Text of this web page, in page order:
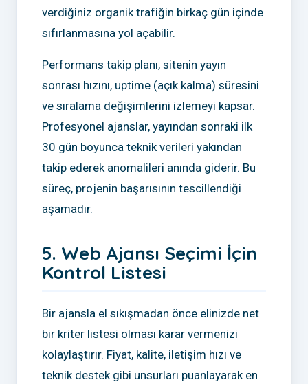
verdiğiniz organik trafiğin birkaç gün içinde
sıfırlanmasına yol açabilir.
Performans takip planı, sitenin yayın
sonrası hızını, uptime (açık kalma) süresini
ve sıralama değişimlerini izlemeyi kapsar.
Profesyonel ajanslar, yayından sonraki ilk
30 gün boyunca teknik verileri yakından
takip ederek anomalileri anında giderir. Bu
süreç, projenin başarısının tescillendiği
aşamadır.
5. Web Ajansı Seçimi İçin
Kontrol Listesi
Bir ajansla el sıkışmadan önce elinizde net
bir kriter listesi olması karar vermenizi
kolaylaştırır. Fiyat, kalite, iletişim hızı ve
teknik destek gibi unsurları puanlayarak en